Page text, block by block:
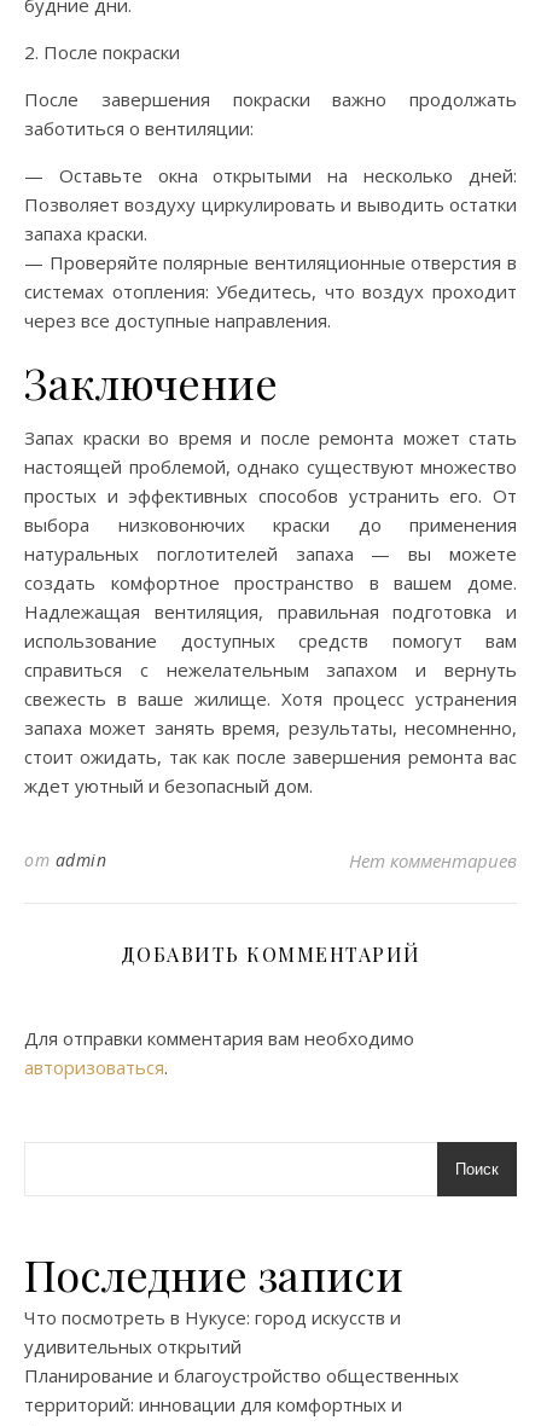
будние дни.
2. После покраски
После завершения покраски важно продолжать
заботиться о вентиляции:
— Оставьте окна открытыми на несколько дней:
Позволяет воздуху циркулировать и выводить остатки
запаха краски.
— Проверяйте полярные вентиляционные отверстия в
системах отопления: Убедитесь, что воздух проходит
через все доступные направления.
Заключение
Запах краски во время и после ремонта может стать
настоящей проблемой, однако существуют множество
простых и эффективных способов устранить его. От
выбора низковонючих краски до применения
натуральных поглотителей запаха — вы можете
создать комфортное пространство в вашем доме.
Надлежащая вентиляция, правильная подготовка и
использование доступных средств помогут вам
справиться с нежелательным запахом и вернуть
свежесть в ваше жилище. Хотя процесс устранения
запаха может занять время, результаты, несомненно,
стоит ожидать, так как после завершения ремонта вас
ждет уютный и безопасный дом.
от admin Нет комментариев
ДОБАВИТЬ КОММЕНТАРИЙ
Для отправки комментария вам необходимо
авторизоваться.
Поиск
Последние записи
Что посмотреть в Нукусе: город искусств и
удивительных открытий
Планирование и благоустройство общественных
территорий: инновации для комфортных и